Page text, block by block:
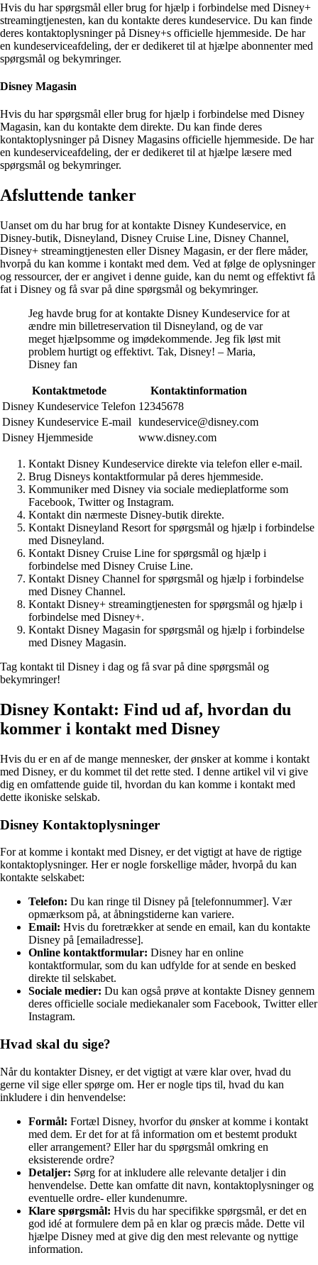
Hvis du har spørgsmål eller brug for hjælp i forbindelse med Disney+
streamingtjenesten, kan du kontakte deres kundeservice. Du kan finde
deres kontaktoplysninger på Disney+s officielle hjemmeside. De har
en kundeserviceafdeling, der er dedikeret til at hjælpe abonnenter med
spørgsmål og bekymringer.
Disney Magasin
Hvis du har spørgsmål eller brug for hjælp i forbindelse med Disney
Magasin, kan du kontakte dem direkte. Du kan finde deres
kontaktoplysninger på Disney Magasins officielle hjemmeside. De har
en kundeserviceafdeling, der er dedikeret til at hjælpe læsere med
spørgsmål og bekymringer.
Afsluttende tanker
Uanset om du har brug for at kontakte Disney Kundeservice, en
Disney-butik, Disneyland, Disney Cruise Line, Disney Channel,
Disney+ streamingtjenesten eller Disney Magasin, er der flere måder,
hvorpå du kan komme i kontakt med dem. Ved at følge de oplysninger
og ressourcer, der er angivet i denne guide, kan du nemt og effektivt få
fat i Disney og få svar på dine spørgsmål og bekymringer.
Jeg havde brug for at kontakte Disney Kundeservice for at
ændre min billetreservation til Disneyland, og de var
meget hjælpsomme og imødekommende. Jeg fik løst mit
problem hurtigt og effektivt. Tak, Disney! – Maria,
Disney fan
Kontaktmetode
Kontaktinformation
Disney Kundeservice Telefon 12345678
Disney Kundeservice E-mail
kundeservice@disney.com
Disney Hjemmeside
www.disney.com
Kontakt Disney Kundeservice direkte via telefon eller e-mail.
Brug Disneys kontaktformular på deres hjemmeside.
Kommuniker med Disney via sociale medieplatforme som
Facebook, Twitter og Instagram.
Kontakt din nærmeste Disney-butik direkte.
Kontakt Disneyland Resort for spørgsmål og hjælp i forbindelse
med Disneyland.
Kontakt Disney Cruise Line for spørgsmål og hjælp i
forbindelse med Disney Cruise Line.
Kontakt Disney Channel for spørgsmål og hjælp i forbindelse
med Disney Channel.
Kontakt Disney+ streamingtjenesten for spørgsmål og hjælp i
forbindelse med Disney+.
Kontakt Disney Magasin for spørgsmål og hjælp i forbindelse
med Disney Magasin.
Tag kontakt til Disney i dag og få svar på dine spørgsmål og
bekymringer!
Disney Kontakt: Find ud af, hvordan du
kommer i kontakt med Disney
Hvis du er en af de mange mennesker, der ønsker at komme i kontakt
med Disney, er du kommet til det rette sted. I denne artikel vil vi give
dig en omfattende guide til, hvordan du kan komme i kontakt med
dette ikoniske selskab.
Disney Kontaktoplysninger
For at komme i kontakt med Disney, er det vigtigt at have de rigtige
kontaktoplysninger. Her er nogle forskellige måder, hvorpå du kan
kontakte selskabet:
Telefon: Du kan ringe til Disney på [telefonnummer]. Vær
opmærksom på, at åbningstiderne kan variere.
Email: Hvis du foretrækker at sende en email, kan du kontakte
Disney på [emailadresse].
Online kontaktformular: Disney har en online
kontaktformular, som du kan udfylde for at sende en besked
direkte til selskabet.
Sociale medier: Du kan også prøve at kontakte Disney gennem
deres officielle sociale mediekanaler som Facebook, Twitter eller
Instagram.
Hvad skal du sige?
Når du kontakter Disney, er det vigtigt at være klar over, hvad du
gerne vil sige eller spørge om. Her er nogle tips til, hvad du kan
inkludere i din henvendelse:
Formål: Fortæl Disney, hvorfor du ønsker at komme i kontakt
med dem. Er det for at få information om et bestemt produkt
eller arrangement? Eller har du spørgsmål omkring en
eksisterende ordre?
Detaljer: Sørg for at inkludere alle relevante detaljer i din
henvendelse. Dette kan omfatte dit navn, kontaktoplysninger og
eventuelle ordre- eller kundenumre.
Klare spørgsmål: Hvis du har specifikke spørgsmål, er det en
god idé at formulere dem på en klar og præcis måde. Dette vil
hjælpe Disney med at give dig den mest relevante og nyttige
information.